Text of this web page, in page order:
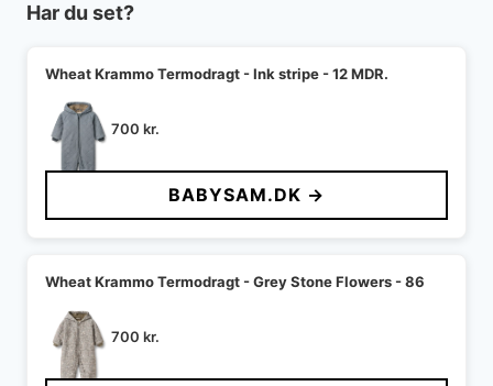
Har du set?
Wheat Krammo Termodragt - Ink stripe - 12 MDR.
700 kr.
BABYSAM.DK →
Wheat Krammo Termodragt - Grey Stone Flowers - 86
700 kr.